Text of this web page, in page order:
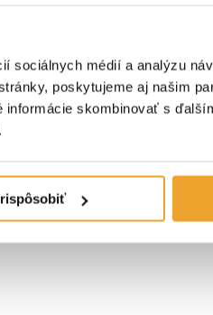
sociálnych médií a analýzu
poskytujeme aj našim
skombinovať s